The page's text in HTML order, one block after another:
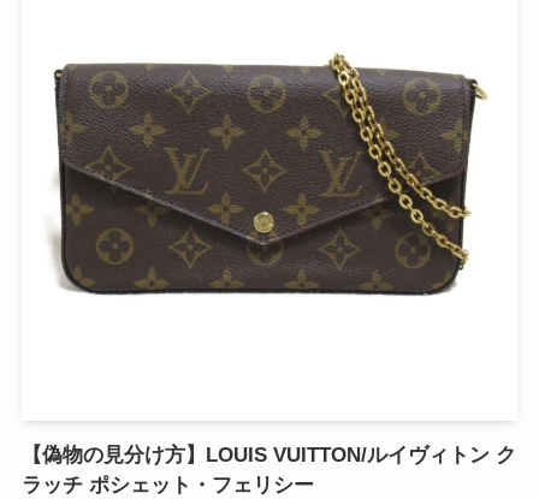
【偽物の見分け方】LOUIS VUITTON/ルイヴィトン ク
ラッチ ポシェット・フェリシー